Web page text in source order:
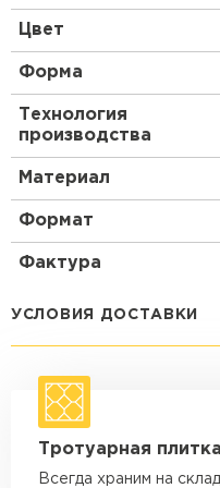
Цвет
Форма
Технология
производства
Материал
Формат
Фактура
УСЛОВИЯ ДОСТАВКИ
Способ доставки
Машина - 1,5 тн до 14
макс. длина груза 4 м
Тротуарная
Всегда храним на